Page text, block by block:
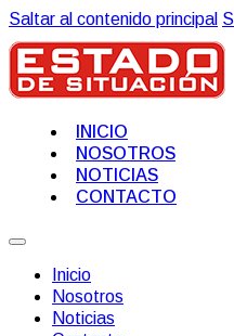
Saltar al contenido principal
INICIO
NOSOTROS
NOTICIAS
CONTACTO
Inicio
Nosotros
Noticias